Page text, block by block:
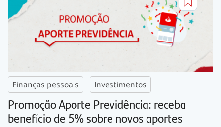
Finanças pessoais Investimentos
Promoção Aporte Previdência: receba
benefício de 5% sobre novos aportes